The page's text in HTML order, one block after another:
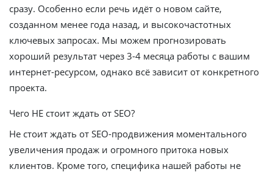
сразу. Особенно если речь идёт о новом сайте,
созданном менее года назад, и высокочастотных
ключевых запросах. Мы можем прогнозировать
хороший результат через 3-4 месяца работы с вашим
интернет-ресурсом, однако всё зависит от конкретного
проекта.
Чего НЕ стоит ждать от SEO?
Не стоит ждать от SEO-продвижения моментального
увеличения продаж и огромного притока новых
клиентов. Кроме того, специфика нашей работы не